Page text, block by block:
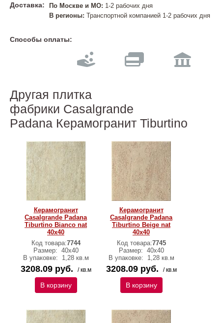
Доставка: По Москве и МО: 1-2 рабочих дня
В регионы: Транспортной компанией 1-2 рабочих дня
Способы оплаты:
Другая плитка
фабрики Casalgrande
Padana Керамогранит Tiburtino
Керамогранит
Casalgrande Padana
Tiburtino Bianco nat
40x40
Код товара:7744
Размер: 40x40
В упаковке:
1,28 кв.м
3208.09 руб. / кв.м
В корзину
Керамогранит
Casalgrande Padana
Tiburtino Beige nat
40x40
Код товара:7745
Размер: 40x40
В упаковке:
1,28 кв.м
3208.09 руб. / кв.м
В корзину